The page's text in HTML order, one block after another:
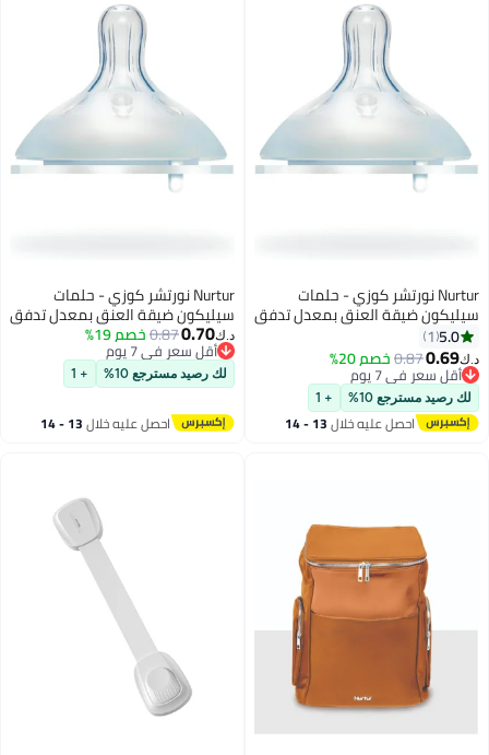
Nurtur نورتشر كوزي - حلمات
سيليكون ضيقة العنق بمعدل تدفق
3 - نود 5.0
1
د.ك‏0.69
0.87خصم 20%
أقل سعر في 7 يوم
أقل سعر في 7 يوم
لك رصيد مسترجع 10% + 1
احصل عليه خلال 13 - 14
Nurtur نورتشر كوزي - حلمات
سيليكون ضيقة العنق بمعدل تدفق
3 - لون بيج
د.ك‏0.70
0.87خصم 19%
أقل سعر في 7 يوم
أقل سعر في 7 يوم
لك رصيد مسترجع 10% + 1
احصل عليه خلال 13 - 14